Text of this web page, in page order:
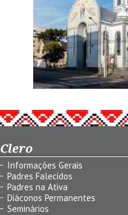
Clero
Informações Gerais
Padres Falecidos
Padres na Ativa
Diáconos Permanentes
Seminários